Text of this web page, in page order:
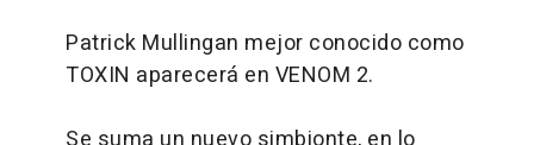
Patrick Mullingan mejor conocido como
TOXIN aparecerá en VENOM 2.